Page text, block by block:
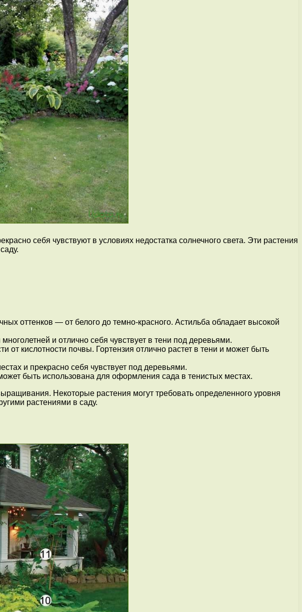
себя чувствуют в условиях недостатка солнечного света. Эти растения
оттенков — от белого до темно-красного. Астильба обладает высокой
и отлично себя чувствует в тени под деревьями.
от кислотности почвы. Гортензия отлично растет в тени и может быть
и прекрасно себя чувствует под деревьями.
быть использована для оформления сада в тенистых местах.
Некоторые растения могут требовать определенного уровня
растениями в саду.